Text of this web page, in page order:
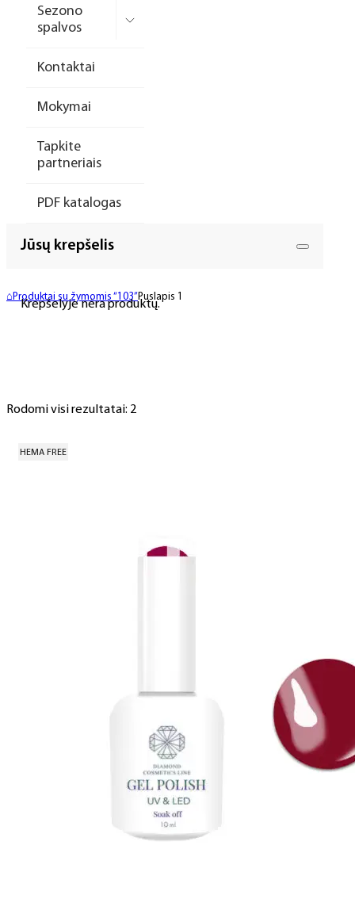
Sezono
spalvos
Kontaktai
Mokymai
Tapkite
partneriais
PDF katalogas
Jūsų krepšelis
Krepšelyje nėra produktų.
⌂ Produktai su žymomis “103” Puslapis 1
Rodomi visi rezultatai: 2
HEMA FREE